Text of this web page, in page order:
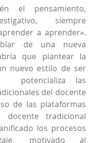
el pensamiento,
siempre
a aprender».
de una nueva
que plantear la
nuevo estilo de ser
potencializa las
del docente
de las plataformas
docente tradicional
los procesos
motivado al